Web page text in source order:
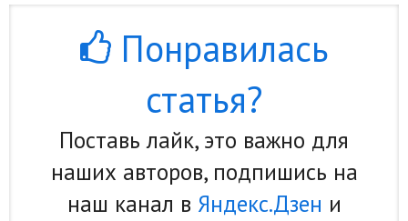
Понравилась
статья?
Поставь лайк, это важно для
наших авторов, подпишись на
наш канал в Яндекс.Дзен и